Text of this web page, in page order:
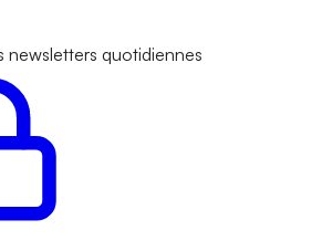
newsletters quotidiennes